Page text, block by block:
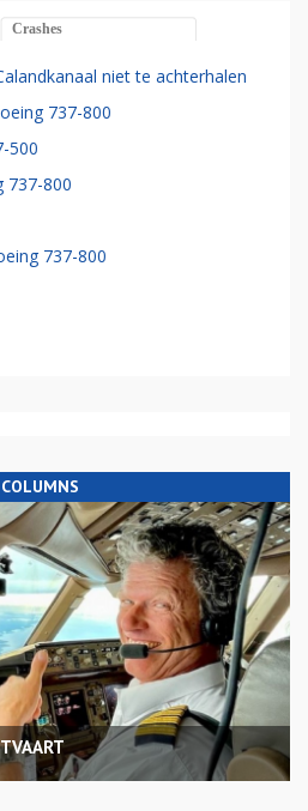
Crashes
niet te achterhalen
737-800
500
737-800
737-800
COLUMNS